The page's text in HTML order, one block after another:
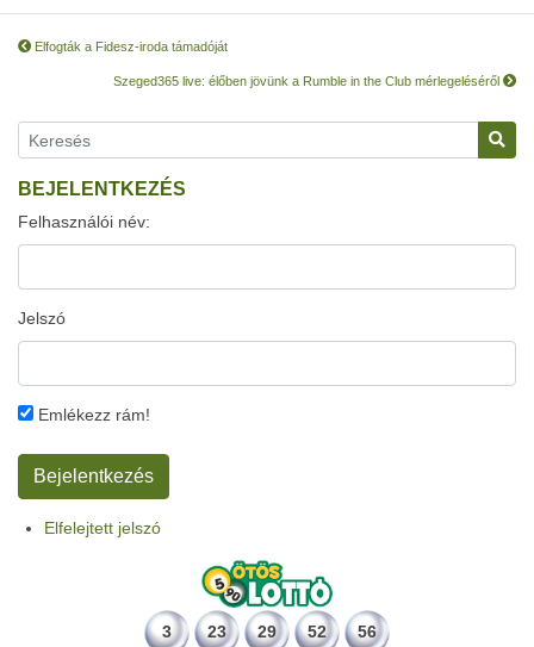
Elfogták a Fidesz-iroda támadóját
Szeged365 live: élőben jövünk a Rumble in the Club mérlegeléséről
BEJELENTKEZÉS
Felhasználói név:
Jelszó
Emlékezz rám!
Elfelejtett jelszó
3 23 29 52 56